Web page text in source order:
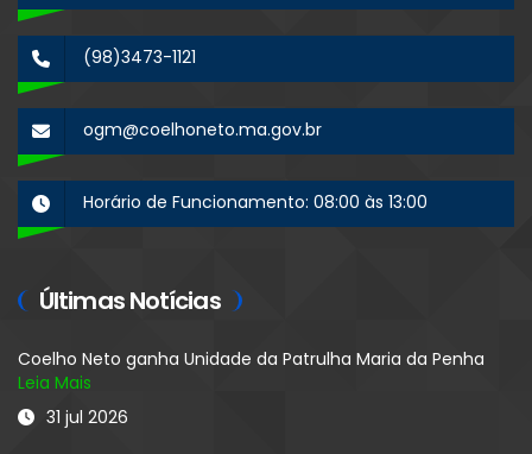
(98)3473-1121
ogm@coelhoneto.ma.gov.br
Horário de Funcionamento: 08:00 às 13:00
Últimas Notícias
Coelho Neto ganha Unidade da Patrulha Maria da Penha
Leia Mais
31 jul 2026